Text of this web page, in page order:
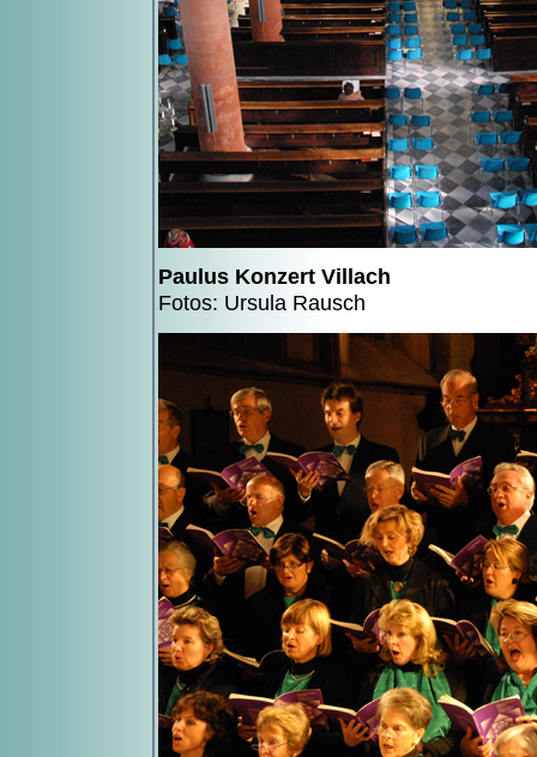
Paulus Konzert Villach
Fotos: Ursula Rausch